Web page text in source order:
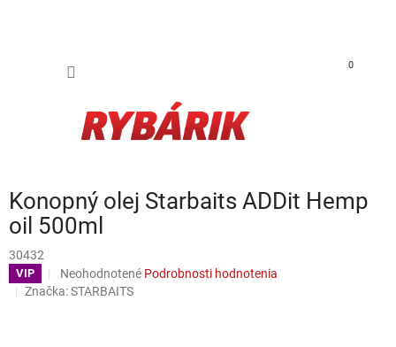
0
Konopný olej Starbaits ADDit Hemp
oil 500ml
30432
VIP Priemerné hodnotenie produktu je 0,0 z 5 hviezdičiek.
Neohodnotené Podrobnosti hodnotenia
Značka:STARBAITS